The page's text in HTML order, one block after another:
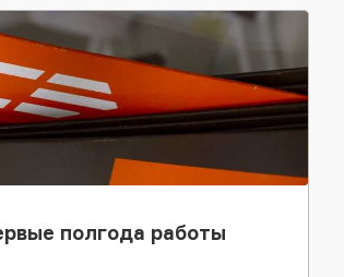
полгода работы